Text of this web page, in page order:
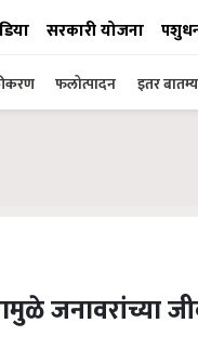
सरकारी योजना
फलोत्पादन इतर
जनावरांच्या